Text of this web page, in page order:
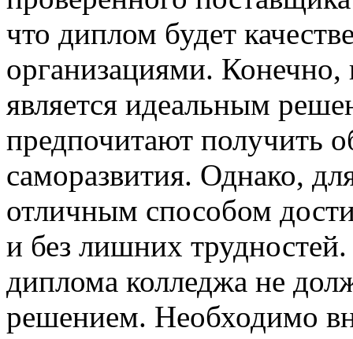
что диплом будет
организациями.
является идеальным
предпочитают получить
саморазвития. Однако,
отличным способом
и без лишних
диплома колледжа не
решением. Необходимо